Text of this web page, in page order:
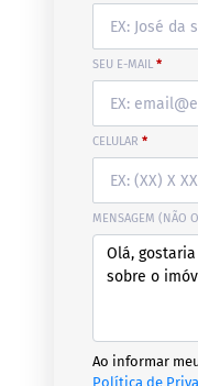
SEU E-MAIL *
CELULAR *
MENSAGEM (NÃO
Ao informar
Política de